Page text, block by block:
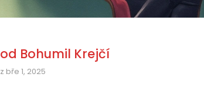
od Bohumil Krejčí
z bře 1, 2025